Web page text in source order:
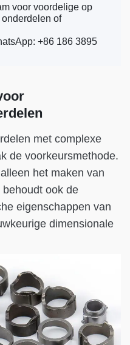
voor voordelige op
of
+86 186 3895
met complexe
de voorkeursmethode.
het maken van
ook de
eigenschappen van
dimensionale